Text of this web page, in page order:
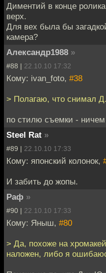
Диментий в конце
верх.
Для вех была бы
камера?
Александр1988 »
#88 | 22.10.10 17:32
Кому: ivan_foto, #38
> Полагаю, что снимал
по стилю съемки -
Steel Rat »
#89 | 22.10.10 17:33
Кому: японский колонок,
И забить до жопы.
Раф »
#90 | 22.10.10 17:33
Кому: Яныш, #80
> Да, похоже на
наложен, либо я